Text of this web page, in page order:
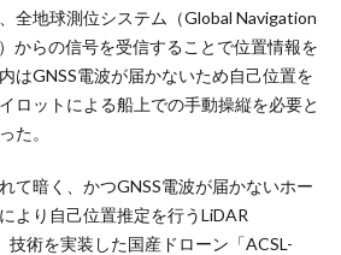
全地球測位システム（Global Navigation
からの信号を受信することで位置情報を
はGNSS電波が届かないため自己位置を
ロットによる船上での手動操縦を必要と
た。
て暗く、かつGNSS電波が届かないホー
より自己位置推定を行うLiDAR
技術を実装した国産ドローン「ACSL-